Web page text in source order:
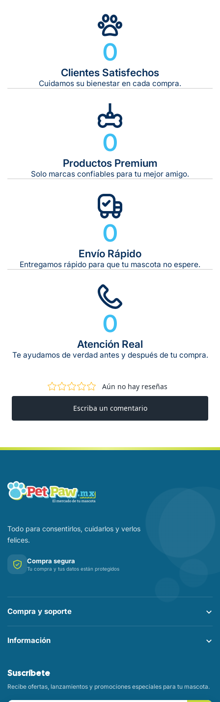
Gratuito en todos los pedidos
Tiempo de entrega estimado: 5 a 7 días hábiles
Gratis en compras de $599 o más
0
Clientes Satisfechos
Cuidamos su bienestar en cada compra.
0
Productos Premium
Solo marcas confiables para tu mejor amigo.
0
Envío Rápido
Entregamos rápido para que tu mascota no espere.
0
Atención Real
Te ayudamos de verdad antes y después de tu compra.
Todo para consentirlos, cuidarlos y verlos
felices.
Compra segura
Tu compra y tus datos están protegidos
Compra y soporte
Información
Suscríbete
Recibe ofertas, lanzamientos y promociones especiales para tu mascota.